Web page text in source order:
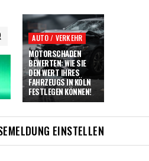
AUTO / VERKEHR
MOTORSCHADEN
BEWERTEN: WIE SIE
DEN WERT IHRES
FAHRZEUGS IN KÖLN
FESTLEGEN KÖNNEN!
EINSTELLEN